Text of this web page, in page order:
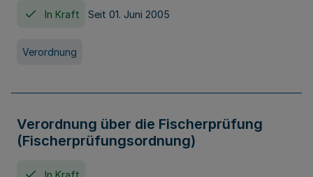
In Kraft Seit 01. Juni 2005
Verordnung
Verordnung über die Fischerprüfung
(Fischerprüfungsordnung)
In Kraft